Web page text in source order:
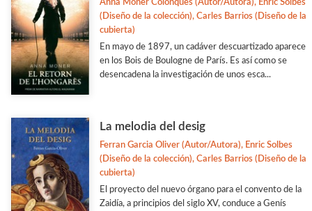
Anna Moner Colonques (Autor/Autora), Enric Solbes
(Diseño de la colección), Carles Barrios (Diseño de la
cubierta)
En mayo de 1897, un cadáver descuartizado aparece
en los Bois de Boulogne de París. Es así como se
desencadena la investigación de unos esca...
La melodia del desig
Ferran Garcia Oliver (Autor/Autora), Enric Solbes
(Diseño de la colección), Carles Barrios (Diseño de la
cubierta)
El proyecto del nuevo órgano para el convento de la
Zaidía, a principios del siglo XV, conduce a Genís